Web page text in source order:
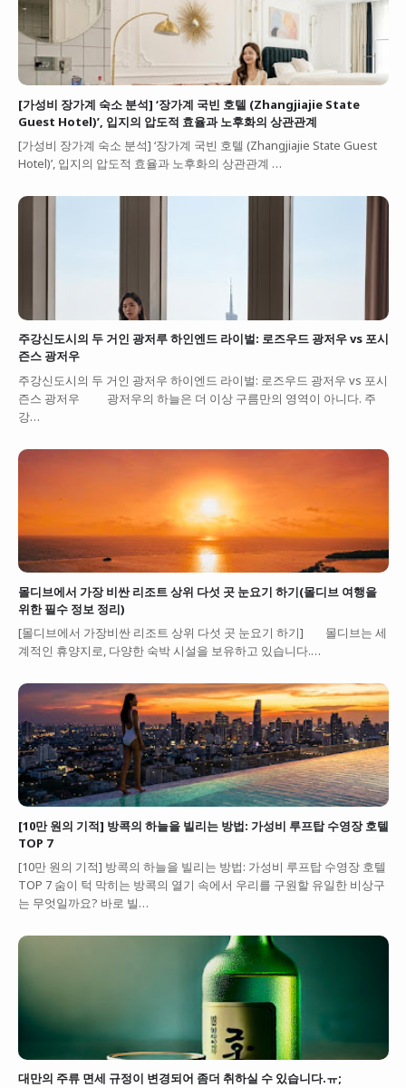
[가성비 장가계 숙소 분석] ‘장가계 국빈 호텔 (Zhangjiajie State
Guest Hotel)’, 입지의 압도적 효율과 노후화의 상관관계
[가성비 장가계 숙소 분석] ‘장가계 국빈 호텔 (Zhangjiajie State Guest
Hotel)’, 입지의 압도적 효율과 노후화의 상관관계 …
주강신도시의 두 거인 광저루 하인엔드 라이벌: 로즈우드 광저우 vs 포시
즌스 광저우
주강신도시의 두 거인 광저우 하이엔드 라이벌: 로즈우드 광저우 vs 포시
즌스 광저우 광저우의 하늘은 더 이상 구름만의 영역이 아니다. 주
강…
몰디브에서 가장 비싼 리조트 상위 다섯 곳 눈요기 하기(몰디브 여행을
위한 필수 정보 정리)
[몰디브에서 가장비싼 리조트 상위 다섯 곳 눈요기 하기] 몰디브는 세
계적인 휴양지로, 다양한 숙박 시설을 보유하고 있습니다.…
[10만 원의 기적] 방콕의 하늘을 빌리는 방법: 가성비 루프탑 수영장 호텔
TOP 7
[10만 원의 기적] 방콕의 하늘을 빌리는 방법: 가성비 루프탑 수영장 호텔
TOP 7 숨이 턱 막히는 방콕의 열기 속에서 우리를 구원할 유일한 비상구
는 무엇일까요? 바로 빌…
대만의 주류 면세 규정이 변경되어 좀더 취하실 수 있습니다.ㅠ;